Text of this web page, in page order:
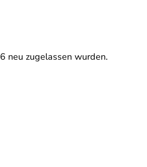
neu zugelassen wurden.